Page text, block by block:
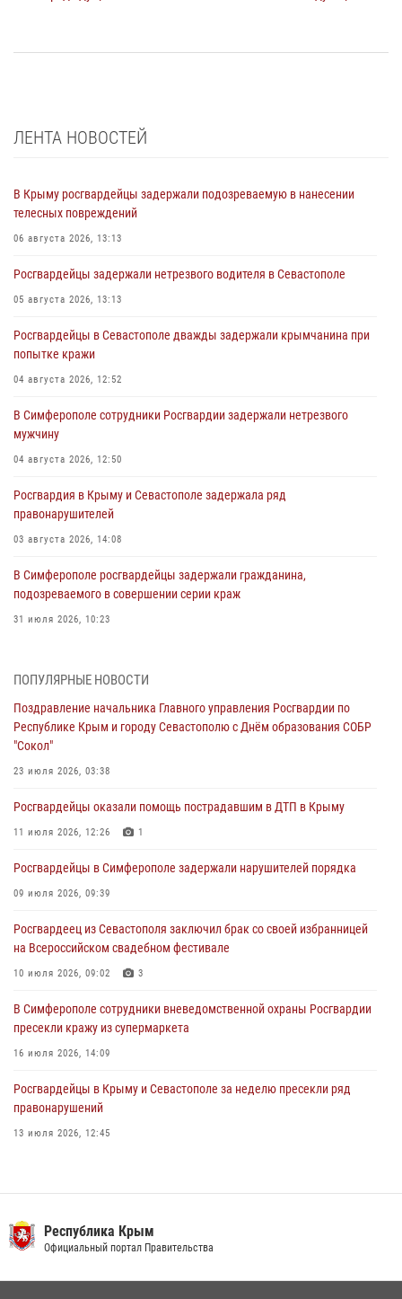
ЛЕНТА НОВОСТЕЙ
В Крыму росгвардейцы задержали подозреваемую в нанесении
телесных повреждений
06 августа 2026, 13:13
Росгвардейцы задержали нетрезвого водителя в Севастополе
05 августа 2026, 13:13
Росгвардейцы в Севастополе дважды задержали крымчанина при
попытке кражи
04 августа 2026, 12:52
В Симферополе сотрудники Росгвардии задержали нетрезвого
мужчину
04 августа 2026, 12:50
Росгвардия в Крыму и Севастополе задержала ряд
правонарушителей
03 августа 2026, 14:08
В Симферополе росгвардейцы задержали гражданина,
подозреваемого в совершении серии краж
31 июля 2026, 10:23
объекте в Севастополе
Росгвардейцы Севастополя пресекли противоправные действия на
охраняемом объекте
29 июля 2026, 12:34
Росгвардейцы Крыма и Севастополя отметили День Крещения Руси
28 июля 2026, 14:18
В Симферополе сотрудники Росгвардии задержали подозреваемого
в краже из гипермаркета
ПОПУЛЯРНЫЕ НОВОСТИ
Поздравление начальника Главного управления Росгвардии по
Республике Крым и городу Севастополю с Днём образования СОБР
"Сокол"
23 июля 2026, 03:38
Росгвардейцы оказали помощь пострадавшим в ДТП в Крыму
11 июля 2026, 12:26 1
Росгвардейцы в Симферополе задержали нарушителей порядка
09 июля 2026, 09:39
Росгвардеец из Севастополя заключил брак со своей избранницей
на Всероссийском свадебном фестивале
10 июля 2026, 09:02 3
В Симферополе сотрудники вневедомственной охраны Росгвардии
пресекли кражу из супермаркета
16 июля 2026, 14:09
Росгвардейцы в Крыму и Севастополе за неделю пресекли ряд
правонарушений
13 июля 2026, 12:45
В Ялте росгвардейцы задержали подозреваемого в краже
Республика Крым
Официальный портал Правительства